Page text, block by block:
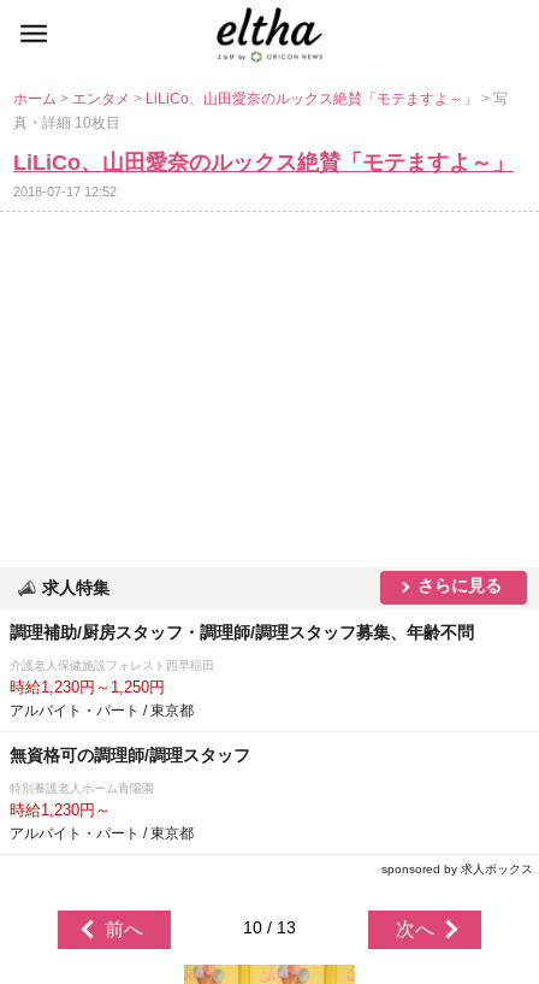
ホーム> エンタメ> LiLiCo、山田愛奈のルックス絶賛「モテますよ～」> 写
真・詳細 10枚目
LiLiCo、山田愛奈のルックス絶賛「モテますよ～」
2018-07-17 12:52
求人特集 さらに見る
調理補助/厨房スタッフ・調理師/調理スタッフ募集、年齢不問
介護老人保健施設フォレスト西早稲田
時給1,230円～1,250円
アルバイト・パート / 東京都
無資格可の調理師/調理スタッフ
特別養護老人ホーム青陽園
時給1,230円～
アルバイト・パート / 東京都
sponsored by 求人ボックス
前へ 10 / 13 次へ